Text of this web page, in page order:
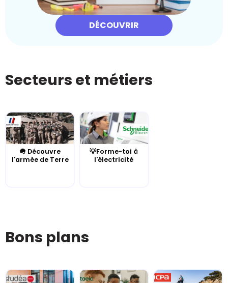
DÉCOUVRIR
Secteurs et métiers
🪖 Découvre
l'armée de Terre
💡Forme-toi à
l'électricité
Bons plans